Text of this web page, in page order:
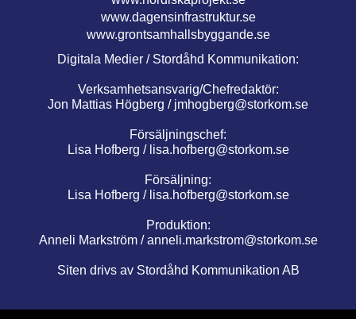
www.dagensinfrastruktur.se
www.grontsamhallsbyggande.se
Digitala Medier / Stordåhd Kommunikation:
Verksamhetsansvarig/Chefredaktör:
Jon Mattias Högberg / jmhogberg@storkom.se
Försäljningschef:
Lisa Hofberg / lisa.hofberg@storkom.se
Försäljning:
Lisa Hofberg / lisa.hofberg@storkom.se
Produktion:
Anneli Markström /anneli.markstrom@storkom.se
Siten drivs av Stordåhd Kommunikation AB